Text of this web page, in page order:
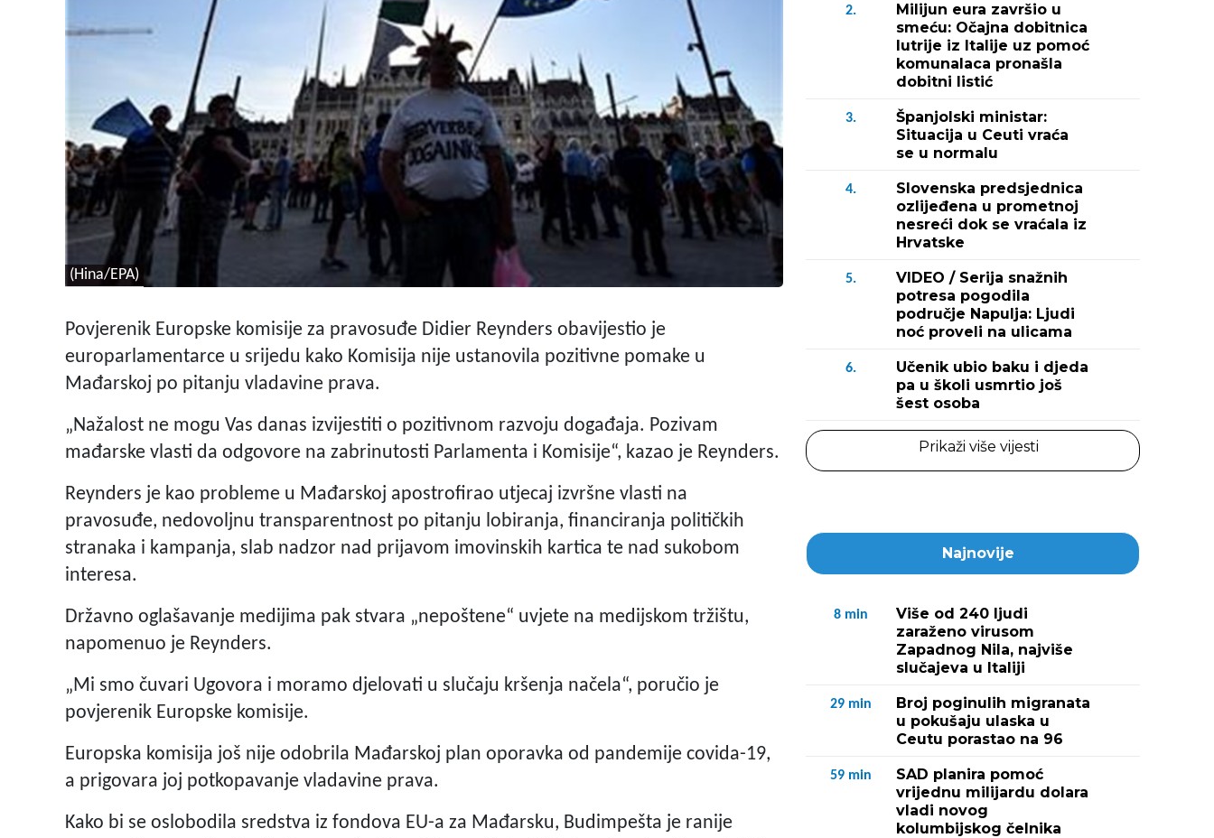
(Hina/EPA)
Povjerenik Europske komisije za pravosuđe Didier Reynders obavijestio je
europarlamentarce u srijedu kako Komisija nije ustanovila pozitivne pomake u
Mađarskoj po pitanju vladavine prava.
„Nažalost ne mogu Vas danas izvijestiti o pozitivnom razvoju događaja. Pozivam
mađarske vlasti da odgovore na zabrinutosti Parlamenta i Komisije“, kazao je Reynders.
Reynders je kao probleme u Mađarskoj apostrofirao utjecaj izvršne vlasti na
pravosuđe, nedovoljnu transparentnost po pitanju lobiranja, financiranja političkih
stranaka i kampanja, slab nadzor nad prijavom imovinskih kartica te nad sukobom
interesa.
Državno oglašavanje medijima pak stvara „nepoštene“ uvjete na medijskom tržištu,
napomenuo je Reynders.
„Mi smo čuvari Ugovora i moramo djelovati u slučaju kršenja načela“, poručio je
povjerenik Europske komisije.
Europska komisija još nije odobrila Mađarskoj plan oporavka od pandemije covida-19,
a prigovara joj potkopavanje vladavine prava.
Kako bi se oslobodila sredstva iz fondova EU-a za Mađarsku, Budimpešta je ranije
2.
Milijun eura završio u
smeću: Očajna dobitnica
lutrije iz Italije uz pomoć
komunalaca pronašla
dobitni listić
3.
Španjolski ministar:
Situacija u Ceuti vraća
se u normalu
4.
Slovenska predsjednica
ozlijeđena u prometnoj
nesreći dok se vraćala iz
Hrvatske
5.
VIDEO / Serija snažnih
potresa pogodila
područje Napulja: Ljudi
noć proveli na ulicama
6.
Učenik ubio baku i djeda
pa u školi usmrtio još
šest osoba
Prikaži više vijesti
Najnovije
8 min
Više od 240 ljudi
zaraženo virusom
Zapadnog Nila, najviše
slučajeva u Italiji
29 min
Broj poginulih migranata
u pokušaju ulaska u
Ceutu porastao na 96
59 min
SAD planira pomoć
vrijednu milijardu dolara
vladi novog
kolumbijskog čelnika